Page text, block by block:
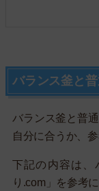
バランス釜と
バランス釜と普
自分に合うか、
下記の内容は、
り.com」を参考